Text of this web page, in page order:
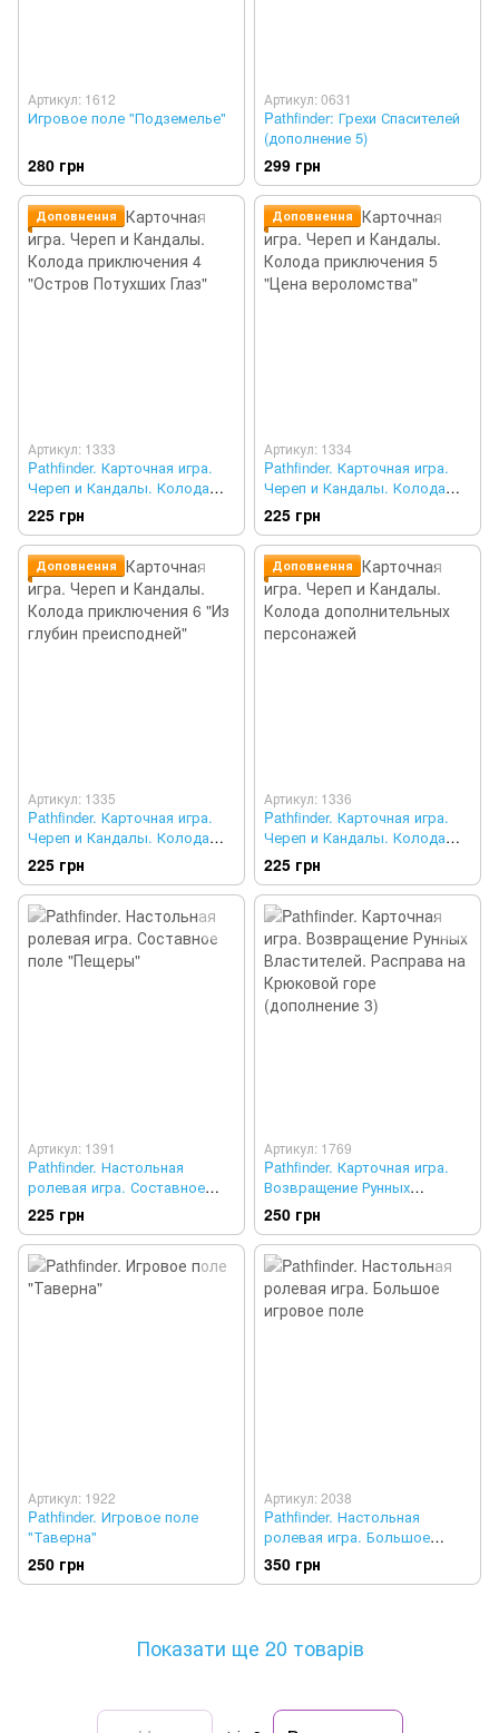
Артикул: 1612
Игровое поле "Подземелье"
280 грн
Артикул: 0631
Pathfinder: Грехи Спасителей
(дополнение 5)
299 грн
Доповнення
Артикул: 1333
Pathfinder. Карточная игра.
Череп и Кандалы. Колода
приключения 4 "Остров
Потухших Глаз"
225 грн
Доповнення
Артикул: 1334
Pathfinder. Карточная игра.
Череп и Кандалы. Колода
приключения 5 "Цена
вероломства"
225 грн
Доповнення
Артикул: 1335
Pathfinder. Карточная игра.
Череп и Кандалы. Колода
приключения 6 "Из глубин
преисподней"
225 грн
Доповнення
Артикул: 1336
Pathfinder. Карточная игра.
Череп и Кандалы. Колода
дополнительных персонажей
225 грн
Артикул: 1391
Pathfinder. Настольная
ролевая игра. Составное
поле "Пещеры"
225 грн
Артикул: 1769
Pathfinder. Карточная игра.
Возвращение Рунных
Властителей. Расправа на
Крюковой горе (дополнение
3)
250 грн
Артикул: 1922
Pathfinder. Игровое поле
"Таверна"
250 грн
Артикул: 2038
Pathfinder. Настольная
ролевая игра. Большое
игровое поле
350 грн
Показати ще 20 товарів